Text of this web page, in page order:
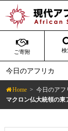
ご寄附 検
今日のアフリカ
Home
今日のアフ
マクロン仏大統領の東